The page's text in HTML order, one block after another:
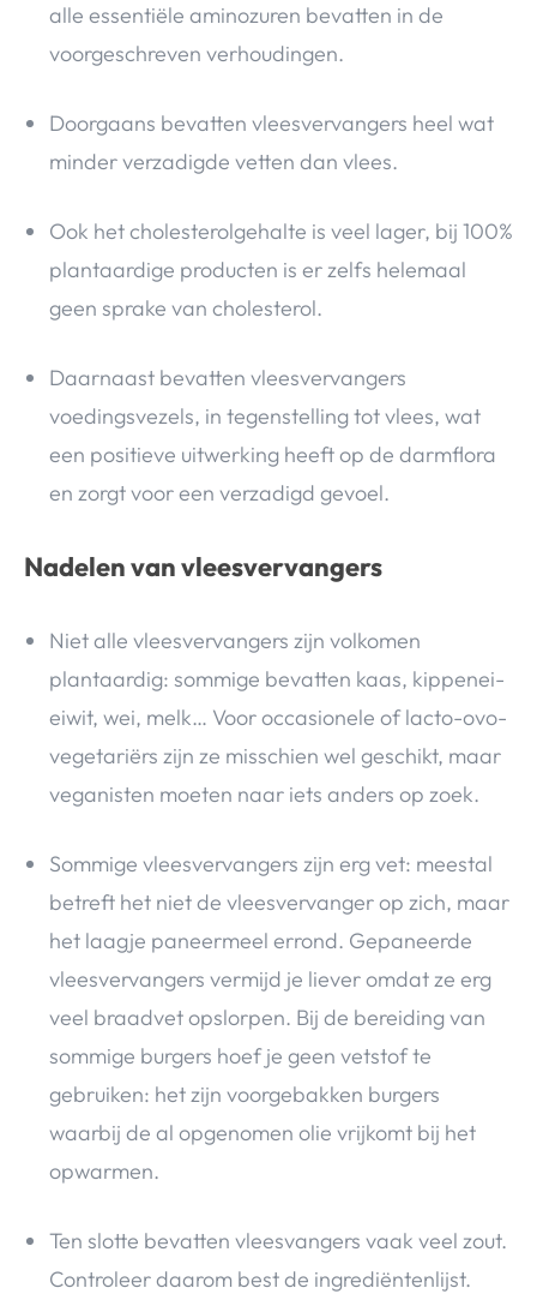
alle essentiële aminozuren bevatten in de
voorgeschreven verhoudingen.
Doorgaans bevatten vleesvervangers heel wat
minder verzadigde vetten dan vlees.
Ook het cholesterolgehalte is veel lager, bij 100%
plantaardige producten is er zelfs helemaal
geen sprake van cholesterol.
Daarnaast bevatten vleesvervangers
voedingsvezels, in tegenstelling tot vlees, wat
een positieve uitwerking heeft op de darmflora
en zorgt voor een verzadigd gevoel.
Nadelen van vleesvervangers
Niet alle vleesvervangers zijn volkomen
plantaardig: sommige bevatten kaas, kippenei-
eiwit, wei, melk… Voor occasionele of lacto-ovo-
vegetariërs zijn ze misschien wel geschikt, maar
veganisten moeten naar iets anders op zoek.
Sommige vleesvervangers zijn erg vet: meestal
betreft het niet de vleesvervanger op zich, maar
het laagje paneermeel errond. Gepaneerde
vleesvervangers vermijd je liever omdat ze erg
veel braadvet opslorpen. Bij de bereiding van
sommige burgers hoef je geen vetstof te
gebruiken: het zijn voorgebakken burgers
waarbij de al opgenomen olie vrijkomt bij het
opwarmen.
Ten slotte bevatten vleesvangers vaak veel zout.
Controleer daarom best de ingrediëntenlijst.